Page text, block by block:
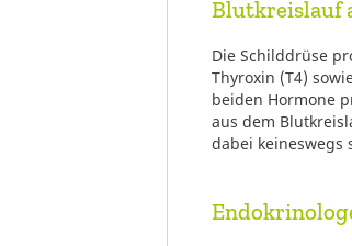
Blutkreislauf
Die Schilddrüse
Thyroxin (T4)
beiden Hormone
aus dem
dabei keineswegs